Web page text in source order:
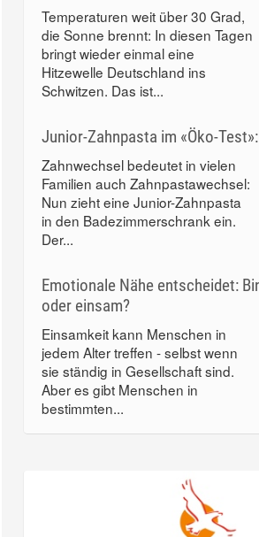
Temperaturen weit über 30 Grad,
die Sonne brennt: In diesen Tagen
bringt wieder einmal eine
Hitzewelle Deutschland ins
Schwitzen. Das ist...
Junior-Zahnpasta im «Öko-
Zahnwechsel bedeutet in vielen
Familien auch Zahnpastawechsel:
Nun zieht eine Junior-Zahnpasta
in den Badezimmerschrank ein.
Der...
Emotionale Nähe entscheidet:
oder einsam?
Einsamkeit kann Menschen in
jedem Alter treffen - selbst wenn
sie ständig in Gesellschaft sind.
Aber es gibt Menschen in
bestimmten...